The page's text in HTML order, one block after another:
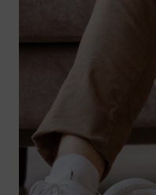
Группа
которые